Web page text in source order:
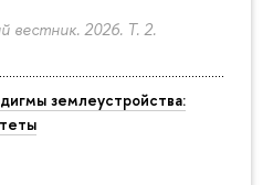
вестник. 2026. Т. 2.
землеустройства: